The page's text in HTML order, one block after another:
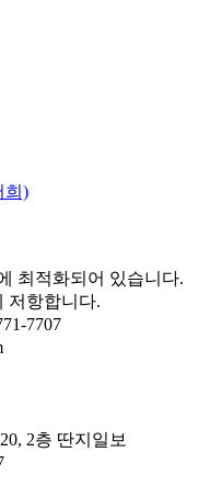
희)
최적화되어 있습니다.
저항합니다.
7707
2층 딴지일보